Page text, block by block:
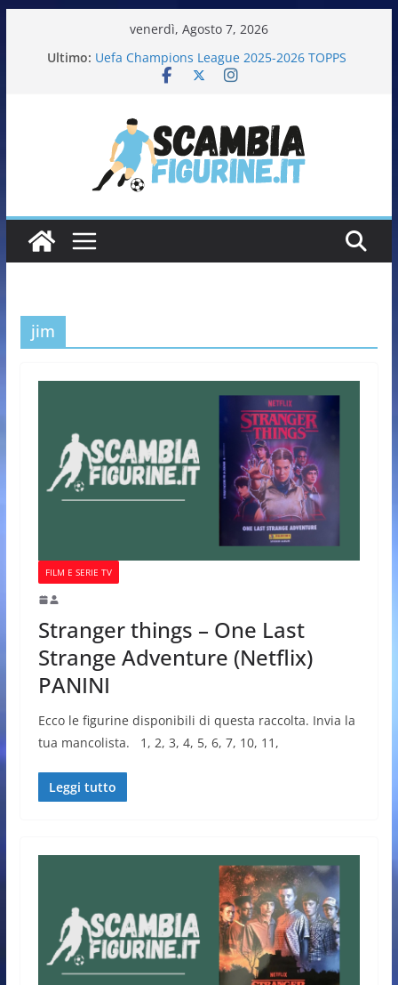
venerdì, Agosto 7, 2026
Ultimo: Uefa Champions League 2025-2026 TOPPS
Fifa World Cup 2026 PANINI
Calciatori Serie B BKT 2025-2026 PANINI
jim
FILM E SERIE TV
Stranger things – One Last
Strange Adventure (Netflix)
PANINI
Ecco le figurine disponibili di questa raccolta. Invia la
tua mancolista. 1, 2, 3, 4, 5, 6, 7, 10, 11,
Leggi tutto